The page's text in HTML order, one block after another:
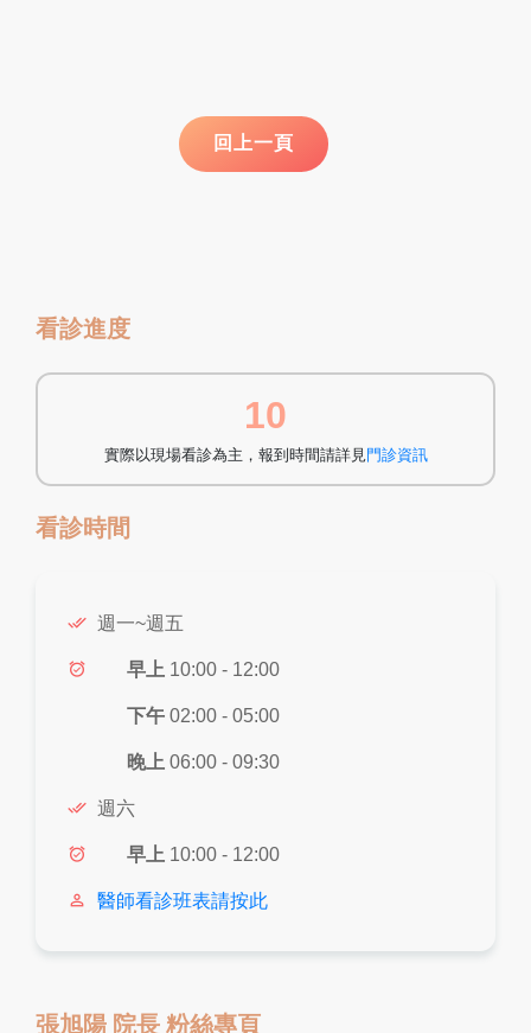
看診進度
10
實際以現場看診為主，報到時間請詳見 門診資訊
看診時間
done_all 週一~週五
alarm_on 早上 10:00 - 12:00
下午 02:00 - 05:00
晚上 06:00 - 09:30
done_all 週六
alarm_on 早上 10:00 - 12:00
person_outline 醫師看診班表請按此
張旭陽 院長 粉絲專頁